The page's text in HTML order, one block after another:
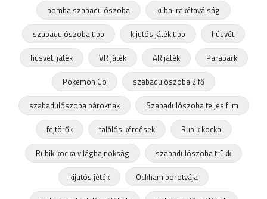
bomba szabadulószoba
kubai rakétaválság
szabadulószoba tipp
kijutós játék tipp
húsvét
húsvéti játék
VR játék AR játék
Parapark
Pokemon Go
szabadulószoba 2 fő
szabadulószoba pároknak
Szabadulószoba teljes film
fejtörők
találós kérdések
Rubik kocka
Rubik kocka világbajnokság
szabadulószoba trükk
kijutós jéték
Ockham borotvája